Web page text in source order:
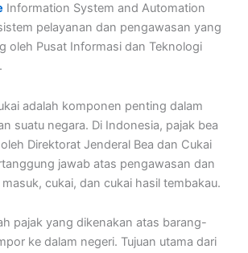
Information System and Automation
pelayanan dan pengawasan yang
oleh Pusat Informasi dan Teknologi
adalah komponen penting dalam
suatu negara. Di Indonesia, pajak bea
Direktorat Jenderal Bea dan Cukai
jawab atas pengawasan dan
cukai, dan cukai hasil tembakau.
pajak yang dikenakan atas barang-
ke dalam negeri. Tujuan utama dari